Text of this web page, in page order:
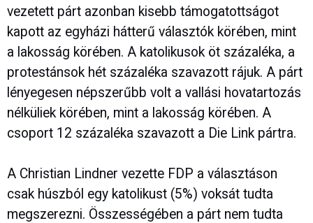
vezetett párt azonban kisebb támogatottságot
kapott az egyházi hátterű választók körében, mint
a lakosság körében. A katolikusok öt százaléka, a
protestánsok hét százaléka szavazott rájuk. A párt
lényegesen népszerűbb volt a vallási hovatartozás
nélküliek körében, mint a lakosság körében. A
csoport 12 százaléka szavazott a Die Link pártra.
A Christian Lindner vezette FDP a választáson
csak húszból egy katolikust (5%) voksát tudta
megszerezni. Összességében a párt nem tudta